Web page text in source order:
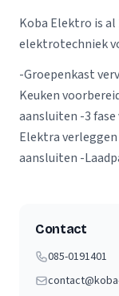
Koba Elektro is al
elektrotechniek
-Groepenkast
Keuken
aansluiten -3
Elektra
aansluiten -
Contact
085-0191401